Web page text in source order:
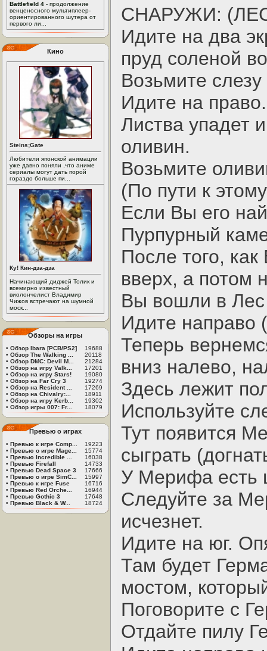
Battlefield 4 - продолжение
венценосного мультиплеер-
ориентированного шутера от
первого ли...
Кино
Steins;Gate
Любители японской анимации
уже давно поняли ,что аниме
сериалы могут дать порой
гораздо больше пи...
Ку! Кин-дза-дза
Начинающий диджей Толик и
всемирно известный
виолончелист Владимир
Чижов встречают на шумной
моск...
Обзоры на игры
• Обзор Ibara [PCB/PS2]
19688
• Обзор The Walking ...
20118
• Обзор DMC: Devil M...
21284
• Обзор на игру Valk...
17201
• Обзор на игру Stars!
19080
• Обзор на Far Cry 3
19274
• Обзор на Resident ...
17269
• Обзор на Chivalry:...
18911
• Обзор на игру Kerb...
19302
• Обзор игры 007: Fr... 18079
Превью о играх
• Превью к игре Comp...
19223
• Превью о игре Mage...
15774
• Превью Incredible ...
16038
• Превью Firefall
14733
• Превью Dead Space 3
17666
• Превью о игре SimC...
15997
• Превью к игре Fuse
16716
• Превью Red Orche...
16944
• Превью Gothic 3
17648
• Превью Black & W... 18724
СHАРУЖИ:
Идите на два
пруд соленой
Возьмите
Идите на право.
Листва упадет
оливин.
Возьмите
(По пути к
Если Вы его
Пурпурный
После того,
вверх, а потом
Вы вошли в Лес
Идите направо
Теперь
вниз налево,
Здесь лежит
Используйте
Тут появится
сыграть
У Мерифа есть
Следуйте за
исчезнет.
Идите на юг.
Там будет
мостом,
Поговорите с
Отдайте пилу